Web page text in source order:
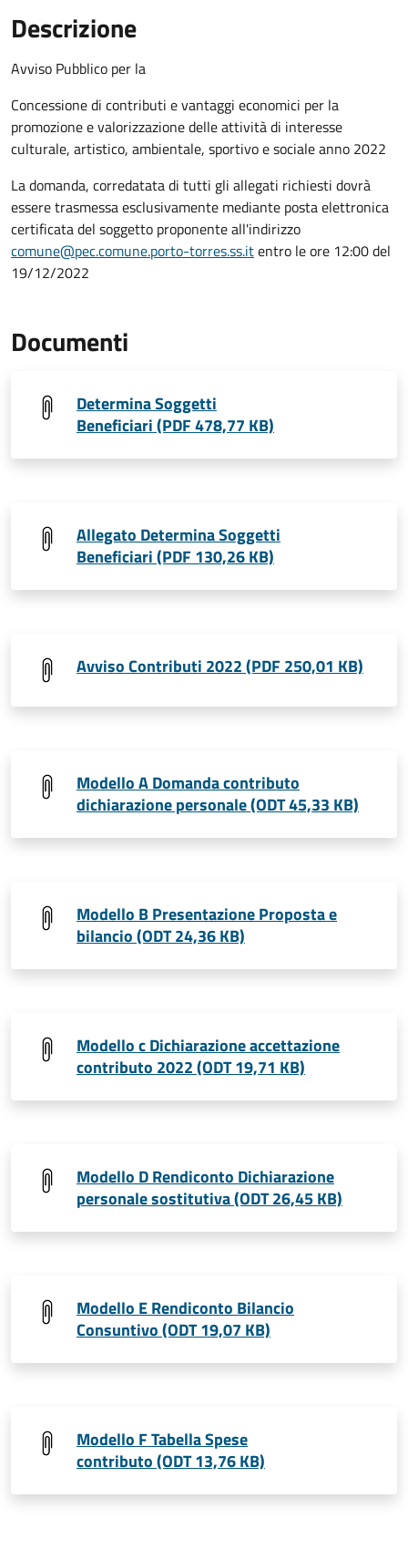
Descrizione
Avviso Pubblico per la
Concessione di contributi e vantaggi economici per la
promozione e valorizzazione delle attività di interesse
culturale, artistico, ambientale, sportivo e sociale anno 2022
La domanda, corredatata di tutti gli allegati richiesti dovrà
essere trasmessa esclusivamente mediante posta elettronica
certificata del soggetto proponente all'indirizzo
comune@pec.comune.porto-torres.ss.itentro le ore 12:00 del
19/12/2022
Documenti
Determina Soggetti
Beneficiari (PDF 478,77 KB)
Allegato Determina Soggetti
Beneficiari (PDF 130,26 KB)
Avviso Contributi 2022 (PDF 250,01 KB)
Modello A Domanda contributo
dichiarazione personale (ODT 45,33 KB)
Modello B Presentazione Proposta e
bilancio (ODT 24,36 KB)
Modello c Dichiarazione accettazione
contributo 2022 (ODT 19,71 KB)
Modello D Rendiconto Dichiarazione
personale sostitutiva (ODT 26,45 KB)
Modello E Rendiconto Bilancio
Consuntivo (ODT 19,07 KB)
Modello F Tabella Spese
contributo (ODT 13,76 KB)